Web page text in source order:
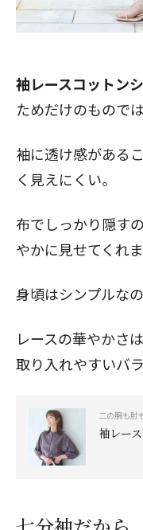
袖レースコットン
ためだけのもので
袖に透け感がある
く見えにくい。
布でしっかり隠す
やかに見せてくれま
身頃はシンプルな
レースの華やかさ
取り入れやすいバラ
二の腕も肘
袖レー